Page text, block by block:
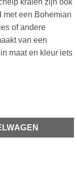
kralen zijn ook
met een Bohemian
of andere
van een
maat en kleur iets
kraal of